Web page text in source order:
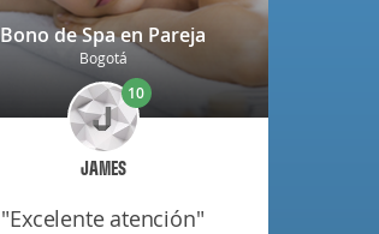
Bono de Spa en Pareja
Bogotá
JAMES
10
"excelente atención"